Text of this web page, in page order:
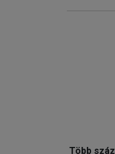
Több száz